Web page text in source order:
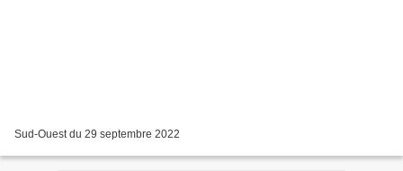
Sud-Ouest du 29 septembre 2022